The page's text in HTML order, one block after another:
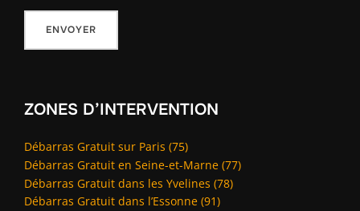
ZONES D’INTERVENTION
Débarras Gratuit sur Paris (75)
Débarras Gratuit en Seine-et-Marne (77)
Débarras Gratuit dans les Yvelines (78)
Débarras Gratuit dans l’Essonne (91)